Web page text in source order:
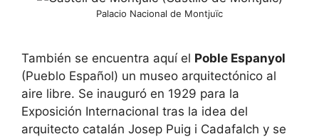
Palacio Nacional de Montjuïc
También se encuentra aquí el Poble Espanyol
(Pueblo Español) un museo arquitectónico al
aire libre. Se inauguró en 1929 para la
Exposición Internacional tras la idea del
arquitecto catalán Josep Puig i Cadafalch y se